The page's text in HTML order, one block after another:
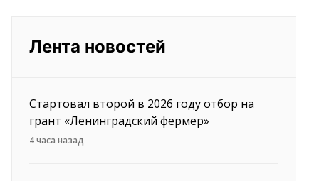
Лента новостей
Стартовал второй в 2026 году отбор на
грант «Ленинградский фермер»
4 часа назад